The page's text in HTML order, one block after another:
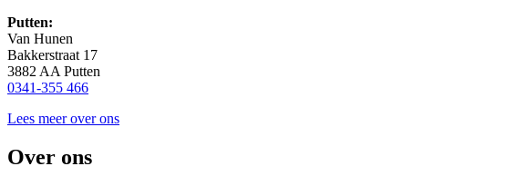
Putten:
Van Hunen
Bakkerstraat 17
3882 AA Putten
0341-355 466
Lees meer over ons
Over ons